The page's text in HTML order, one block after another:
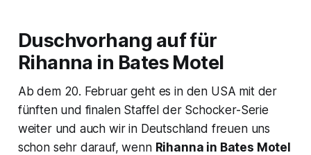
Duschvorhang auf für
Rihanna in Bates Motel
Ab dem 20. Februar geht es in den USA mit der
fünften und finalen Staffel der Schocker-Serie
weiter und auch wir in Deutschland freuen uns
schon sehr darauf, wenn Rihanna in Bates Motel